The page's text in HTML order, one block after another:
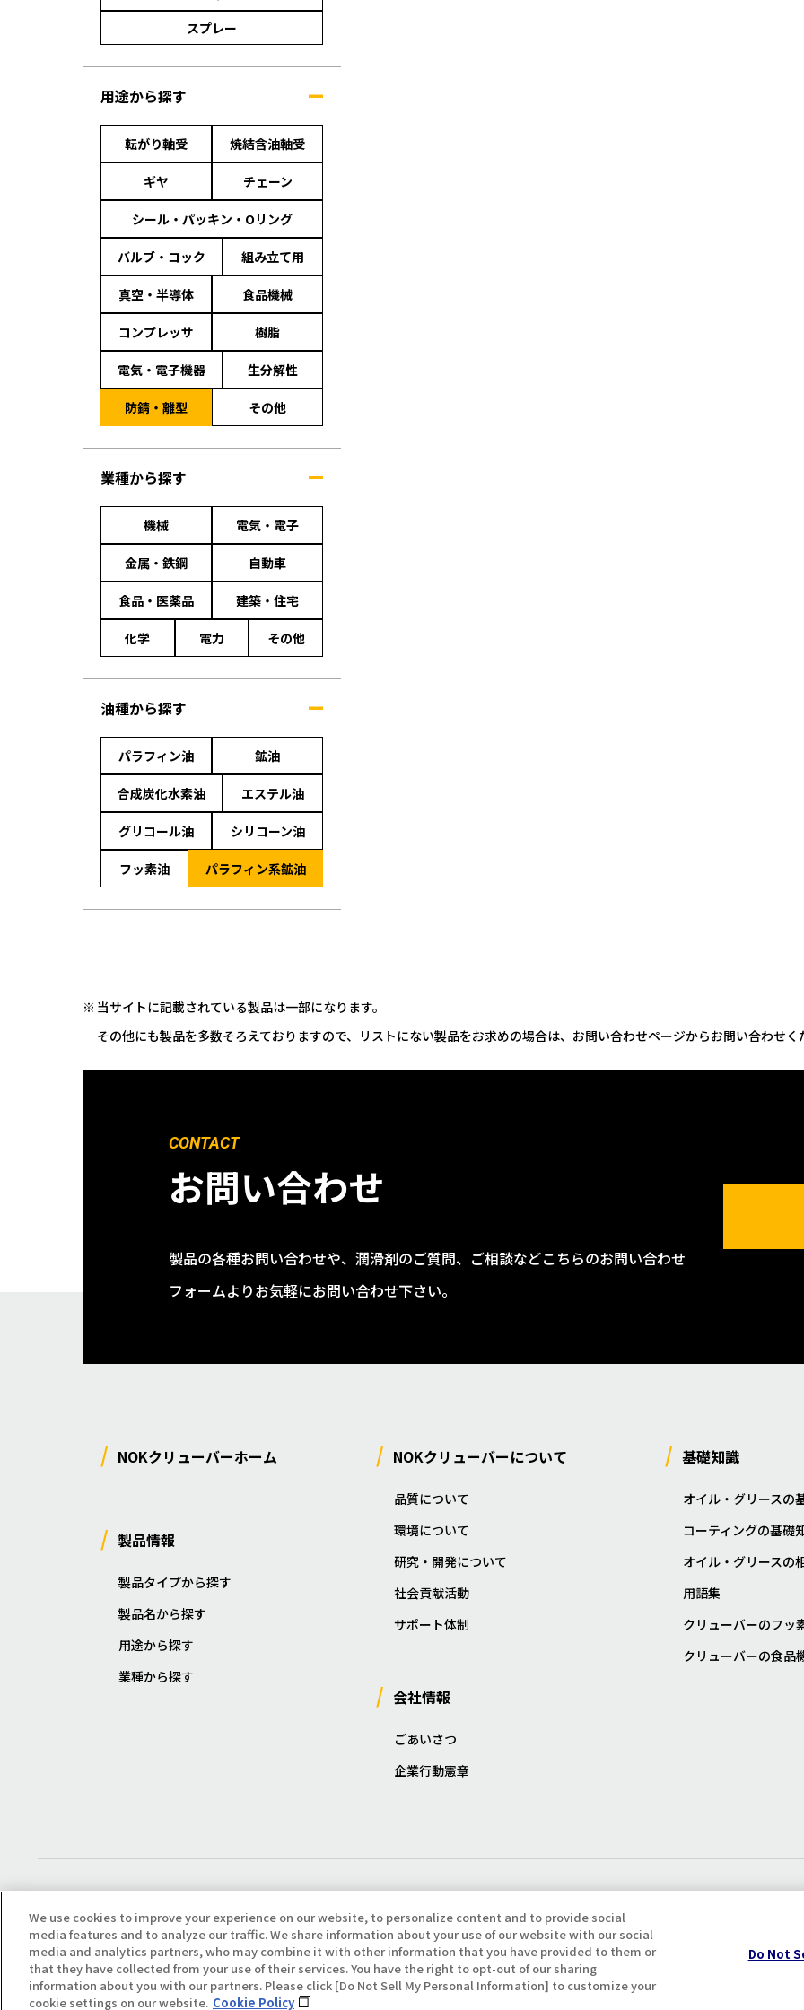
スプレー
用途から探す
転がり軸受 焼結含油軸受
ギヤ チェーン
シール・パッキン・Oリング
バルブ・コック 組み立て用
真空・半導体 食品機械
コンプレッサ 樹脂
電気・電子機器 生分解性
防錆・離型 その他
業種から探す
機械 電気・電子
金属・鉄鋼 自動車
食品・医薬品 建築・住宅
化学 電力 その他
油種から探す
パラフィン油 鉱油
合成炭化水素油 エステル油
グリコール油 シリコーン油
フッ素油 パラフィン系鉱油
当サイトに記載されている製品は一部になります。
その他にも製品を多数そろえておりますので、リストにない製品をお求めの場合は、お問い合わせページからお問い合わせく
CONTACT
お問い合わせ
製品の各種お問い合わせや、潤滑剤のご質問、ご相談などこちらのお問い合わせ
フォームよりお気軽にお問い合わせ下さい。
NOKクリューバーホーム
製品情報
製品タイプから探す
製品名から探す
用途から探す
業種から探す
NOKクリューバーについて
品質について
環境について
研究・開発について
社会貢献活動
サポート体制
会社情報
ごあいさつ
企業行動憲章
基礎知識
オイル・グリースの
コーティングの基礎
オイル・グリースの
用語集
クリューバーのフッ
クリューバーの食品
プライバシー・クッキーポリシ
Copyright(C) All Right Reserved. Producted by NOK KLÜBER CO., LTD.
We use cookies to improve your experience on our website, to personalize content and to provide social
media features and to analyze our traffic. We share information about your use of our website with our social
media and analytics partners, who may combine it with other information that you have provided to them or
that they have collected from your use of their services. You have the right to opt-out of our sharing
information about you with our partners. Please click [Do Not Sell My Personal Information] to customize your
cookie settings on our website. Cookie Policy
Do Not